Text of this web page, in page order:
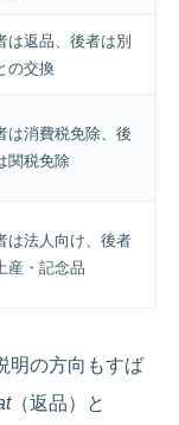
は返品、後者は別
の交換
は消費税免除、後
関税免除
は法人向け、後者
産・記念品
明の方向もすば
（返品）と